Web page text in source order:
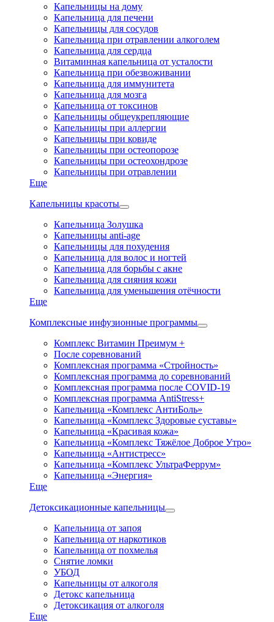
Капельницы на дому
Капельница для печени
Капельницы для сосудов
Капельница при отравлении алкоголем
Капельница для сердца
Витаминная капельница от усталости
Капельница при обезвоживании
Капельница для иммунитета
Капельница для мозга
Капельница от токсинов
Капельницы общеукрепляющие
Капельницы при аллергии
Капельницы при ковиде
Капельницы при остеопорозе
Капельницы при остеохондрозе
Капельницы при отравлении
Еще
Капельницы красоты
Капельница Золушка
Капельницы anti-age
Капельницы для похудения
Капельница для волос и ногтей
Капельница для борьбы с акне
Капельница для сияния кожи
Капельница для уменьшения отёчности
Еще
Комплексные инфузионные программы
Комплекс Витамин Преимум +
После соревнований
Комплексная программа «Стройность»
Комплексная программа до соревнований
Комплексная программа после COVID-19
Комплексная программа AntiStress+
Капельница «Комплекс АнтиБоль»
Капельница «Комплекс Здоровые суставы»
Капельница «Красивая кожа»
Капельница «Комплекс Тяжёлое Доброе Утро»
Капельница «Антистресс»
Капельница «Комплекс УльтраФеррум»
Капельница «Энергия»
Еще
Детоксикационные капельницы
Капельница от запоя
Капельница от наркотиков
Капельница от похмелья
Снятие ломки
УБОД
Капельницы от алкоголя
Детокс капельница
Детоксикация от алкоголя
Еще